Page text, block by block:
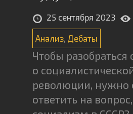
25 сентября 2023
Анализ Дебаты
Чтобы разобраться
о
революции, нужно
ответить на